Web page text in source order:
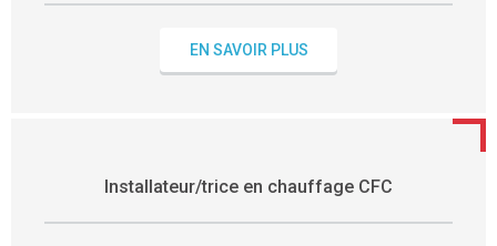
EN SAVOIR PLUS
Installateur/trice en chauffage CFC